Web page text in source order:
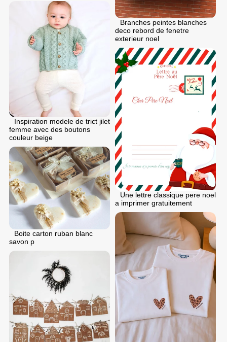
Branches peintes blanches
deco rebord de fenetre
exterieur noel
Inspiration modele de trict jilet
femme avec des boutons
couleur beige
Une lettre classique pere noel
a imprimer gratuitement
Boite carton ruban blanc
savon p